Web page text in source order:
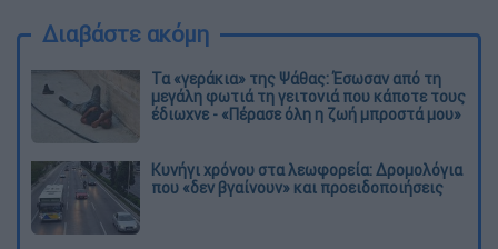
Διαβάστε ακόμη
Τα «γεράκια» της Ψάθας: Έσωσαν από τη
μεγάλη φωτιά τη γειτονιά που κάποτε τους
έδιωχνε - «Πέρασε όλη η ζωή μπροστά μου»
Κυνήγι χρόνου στα λεωφορεία: Δρομολόγια
που «δεν βγαίνουν» και προειδοποιήσεις